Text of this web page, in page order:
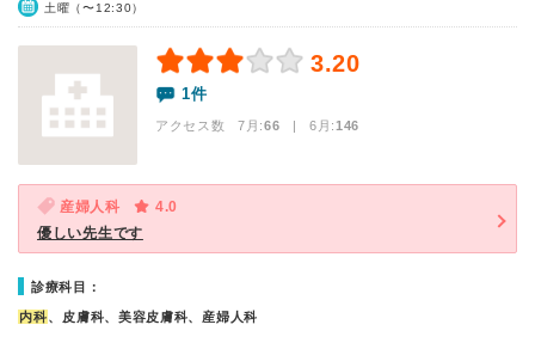
土曜（〜12:30）
3.20
1件
アクセス数 7月:66 | 6月:146
産婦人科
4.0
優しい先生です
診療科目：
内科、皮膚科、美容皮膚科、産婦人科